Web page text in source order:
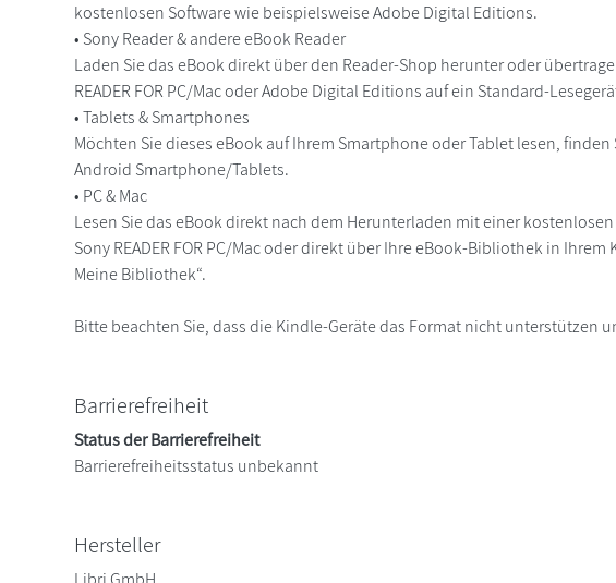
kostenlosen Software wie beispielsweise Adobe Digital Editions.
• Sony Reader & andere eBook Reader
Laden Sie das eBook direkt über den Reader-Shop herunter oder
READER FOR PC/Mac oder Adobe Digital Editions auf ein Standard-
• Tablets & Smartphones
Möchten Sie dieses eBook auf Ihrem Smartphone oder Tablet lesen,
Android Smartphone/Tablets.
• PC & Mac
Lesen Sie das eBook direkt nach dem Herunterladen mit einer
Sony READER FOR PC/Mac oder direkt über Ihre eBook-Bibliothek in
Meine Bibliothek“.
Bitte beachten Sie, dass die Kindle-Geräte das Format nicht unterstützen
Barrierefreiheit
Status der Barrierefreiheit
Barrierefreiheitsstatus unbekannt
Hersteller